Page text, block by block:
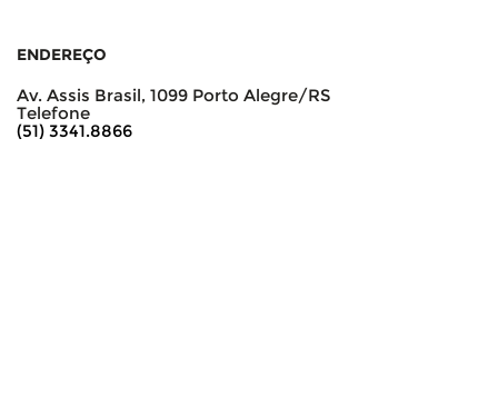
ENDEREÇO
Av. Assis Brasil, 1099 Porto Alegre/RS
Telefone
(51) 3341.8866